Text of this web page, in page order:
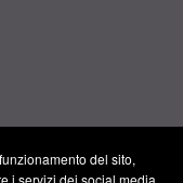
del sito,
i servizi dei social media.